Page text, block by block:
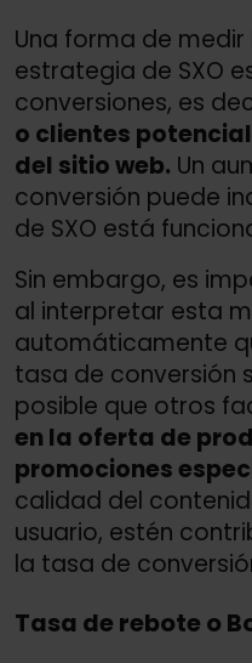
Una forma de
estrategia de SXO
conversiones, es
o clientes
del sitio web. Un
conversión puede
de SXO está
Sin embargo, es
al interpretar esta
automáticamente
tasa de conversión
posible que otros
en la oferta de
promociones
calidad del
usuario, estén
la tasa de
Tasa de rebote o